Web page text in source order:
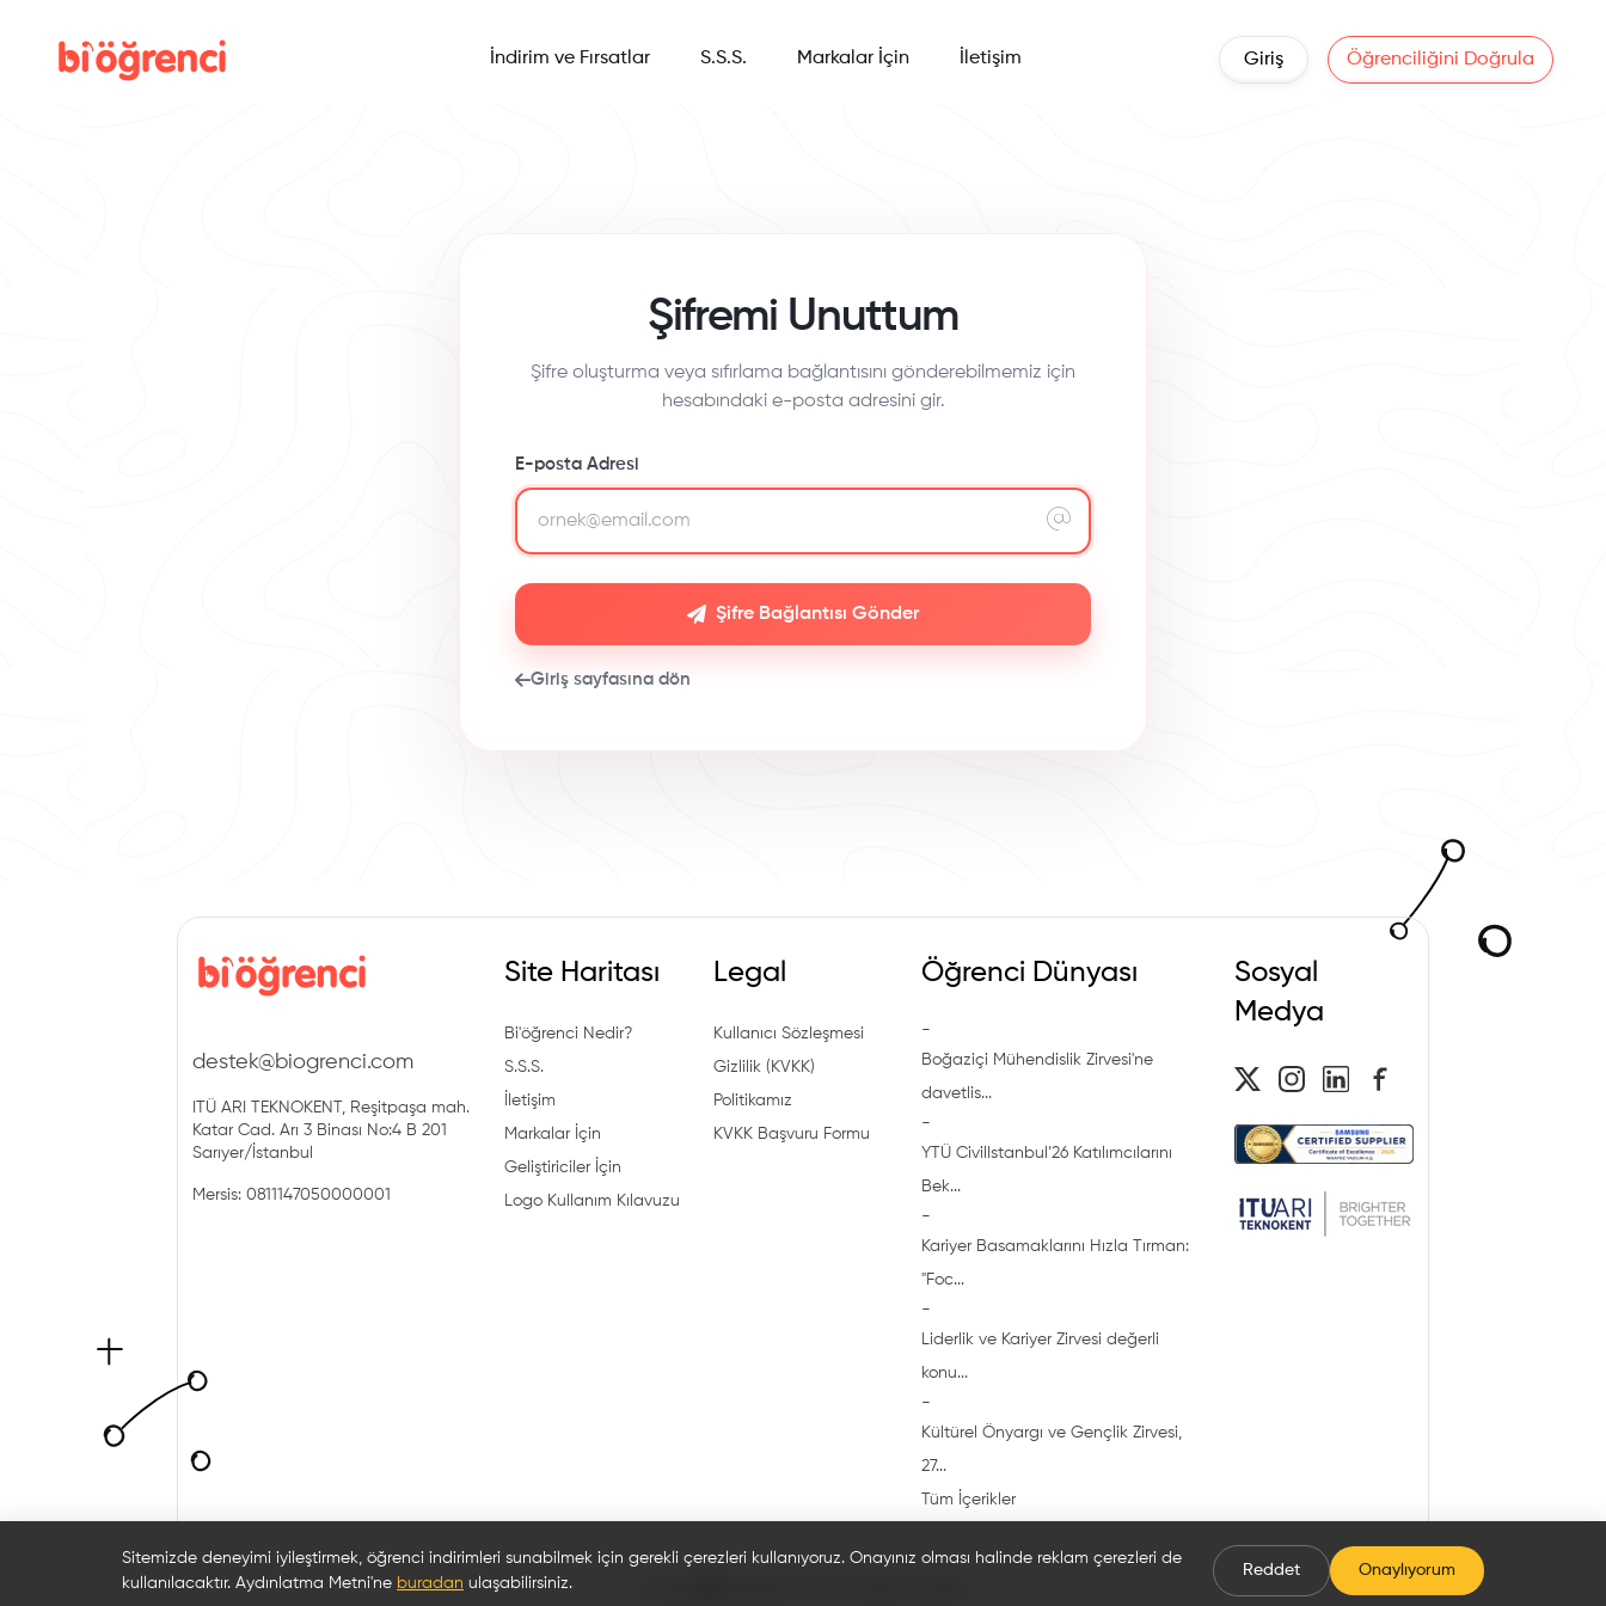
Giriş Öğrenciliğini Doğrula
İndirim ve Fırsatlar S.S.S. Markalar İçin İletişim
Şifremi Unuttum
Şifre oluşturma veya sıfırlama bağlantısını gönderebilmemiz için
hesabındaki e-posta adresini gir.
E-posta Adresi
Şifre Bağlantısı Gönder
Giriş sayfasına dön
destek@biogrenci.com
ITÜ ARI TEKNOKENT, Reşitpaşa mah.
Katar Cad. Arı 3 Binası No:4 B 201
Sarıyer/İstanbul
Mersis: 0811147050000001
Site Haritası
Bi'öğrenci Nedir?
S.S.S.
İletişim
Markalar İçin
Geliştiriciler İçin
Logo Kullanım Kılavuzu
Legal
Kullanıcı Sözleşmesi
Gizlilik (KVKK)
Politikamız
KVKK Başvuru Formu
Öğrenci Dünyası
-
Boğaziçi Mühendislik Zirvesi'ne
davetlis...
-
YTÜ CivilIstanbul’26 Katılımcılarını
Bek...
-
Kariyer Basamaklarını Hızla Tırman:
"Foc...
-
Liderlik ve Kariyer Zirvesi değerli
konu...
-
Kültürel Önyargı ve Gençlik Zirvesi,
27...
Tüm İçerikler
Sosyal
Medya
Sitemizde deneyimi iyileştirmek, öğrenci indirimleri sunabilmek için gerekli çerezleri kullanıyoruz. Onayınız olması halinde reklam çerezleri de
kullanılacaktır. Aydınlatma Metni'ne buradan ulaşabilirsiniz.
Reddet Onaylıyorum